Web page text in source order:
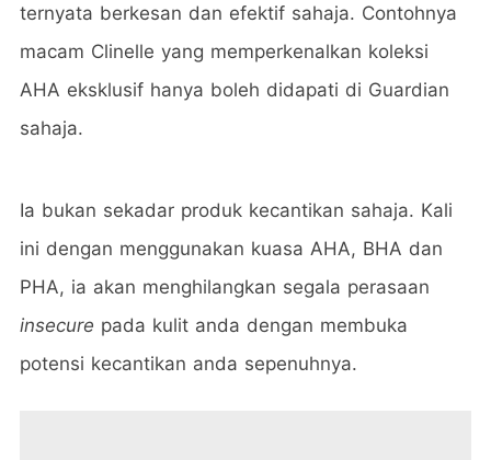
ternyata berkesan dan efektif sahaja. Contohnya
macam Clinelle yang memperkenalkan koleksi
AHA eksklusif hanya boleh didapati di Guardian
sahaja.
Ia bukan sekadar produk kecantikan sahaja. Kali
ini dengan menggunakan kuasa AHA, BHA dan
PHA, ia akan menghilangkan segala perasaan
insecure pada kulit anda dengan membuka
potensi kecantikan anda sepenuhnya.